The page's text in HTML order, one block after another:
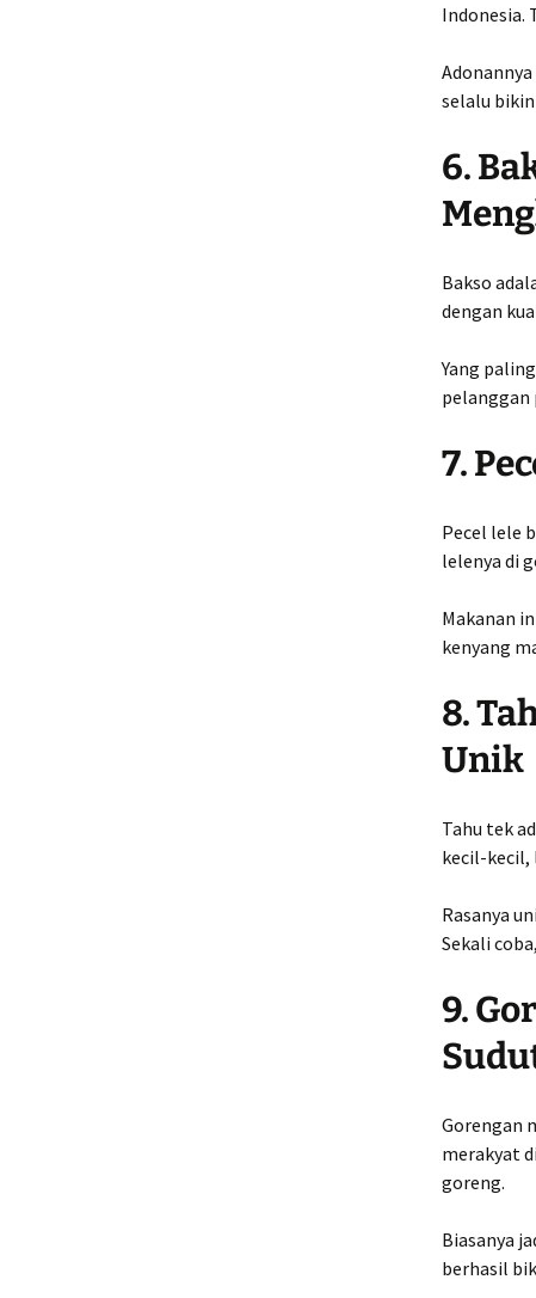
Indonesia.
selalu
6.
Bakso
dengan
Yang
pelanggan
7.
Pecel lele
lelenya di
Makanan
kenyang
8.
Unik
Tahu tek
kecil-kecil,
Rasanya
Sekali
9.
Gorengan
merakyat
goreng.
Biasanya
berhasil